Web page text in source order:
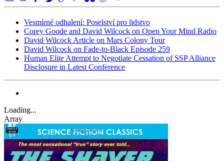
Vesmírné odhalení: Poselství pro lidstvo
Corey Goode and David Wilcock on Open Your Mind Radio
David Wilcock Article on Mars Colony Tour
David Wilcock on Fade-to-Black Episode 259
Human Elite Attempt to Negotiate Cessation of SSP Alliance
Disclosure in Latest Conference
Loading...
Array